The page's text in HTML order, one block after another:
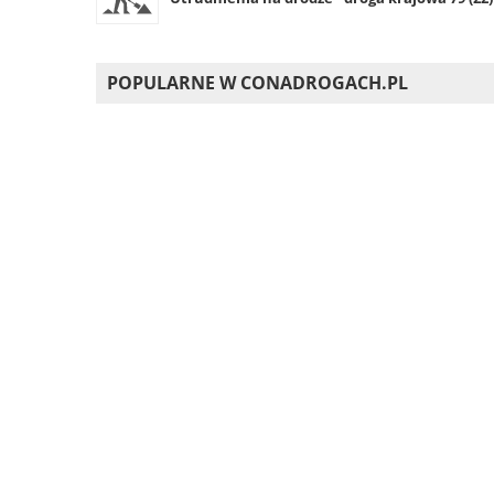
POPULARNE W CONADROGACH.PL